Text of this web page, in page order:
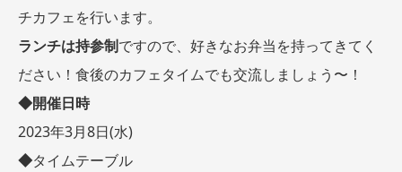
チカフェを行います。
ランチは持参制ですので、好きなお弁当を持ってきてく
ださい！食後のカフェタイムでも交流しましょう〜！
◆開催日時
2023年3月8日(水)
◆タイムテーブル